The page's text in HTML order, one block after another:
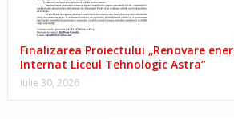
Finalizarea Proiectului „Renovare
Internat Liceul Tehnologic Astra”
iulie 30, 2026